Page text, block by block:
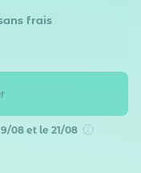
frais
08 et le 21/08